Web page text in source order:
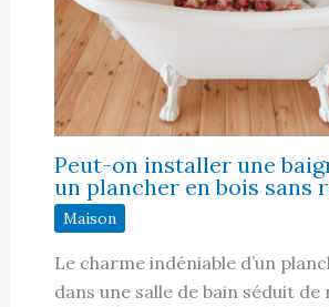
Peut-on installer une
un plancher en bois sans
Maison
Le charme indéniable d’un
dans une salle de bain séduit de